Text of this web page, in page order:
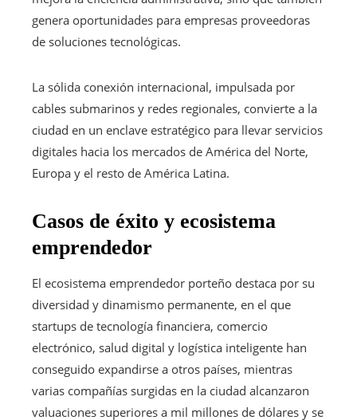
genera oportunidades para empresas proveedoras
de soluciones tecnológicas.
La sólida conexión internacional, impulsada por
cables submarinos y redes regionales, convierte a la
ciudad en un enclave estratégico para llevar servicios
digitales hacia los mercados de América del Norte,
Europa y el resto de América Latina.
Casos de éxito y ecosistema
emprendedor
El ecosistema emprendedor porteño destaca por su
diversidad y dinamismo permanente, en el que
startups de tecnología financiera, comercio
electrónico, salud digital y logística inteligente han
conseguido expandirse a otros países, mientras
varias compañías surgidas en la ciudad alcanzaron
valuaciones superiores a mil millones de dólares y se